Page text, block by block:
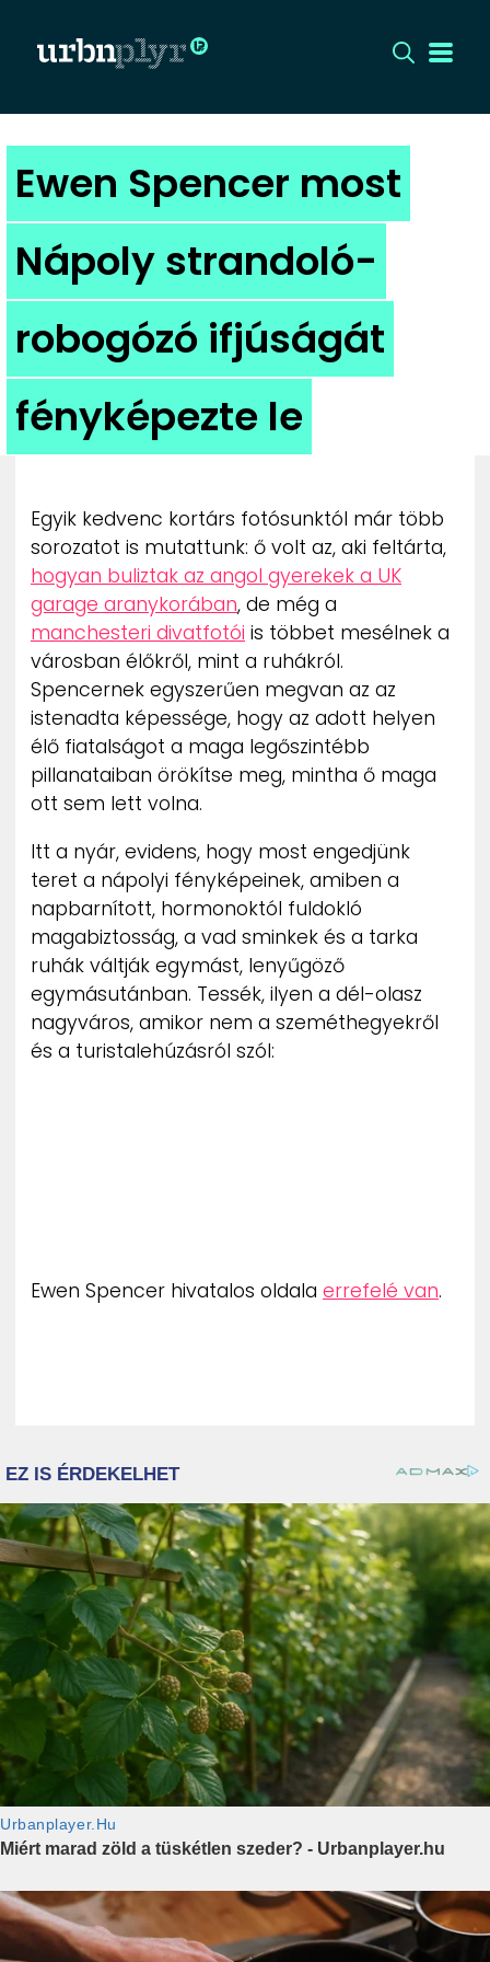
CÍMLAP
DIZÁJN
DIVAT
HIP
KULT
UTCA
ZENE
MÉDIAAJÁNLAT
IMPRESSZUM
PR-ARCHÍVUM
ADATKEZELÉSI TÁJÉKOZTATÓ
Ewen Spencer most
Nápoly strandoló-
robogózó ifjúságát
fényképezte le
Egyik kedvenc kortárs fotósunktól már több
sorozatot is mutattunk: ő volt az, aki feltárta,
hogyan buliztak az angol gyerekek a UK
garage aranykorában, de még a
manchesteri divatfotói is többet mesélnek a
városban élőkről, mint a ruhákról.
Spencernek egyszerűen megvan az az
istenadta képessége, hogy az adott helyen
élő fiatalságot a maga legőszintébb
pillanataiban örökítse meg, mintha ő maga
ott sem lett volna.
Itt a nyár, evidens, hogy most engedjünk
teret a nápolyi fényképeinek, amiben a
napbarnított, hormonoktól fuldokló
magabiztosság, a vad sminkek és a tarka
ruhák váltják egymást, lenyűgöző
egymásutánban. Tessék, ilyen a dél-olasz
nagyváros, amikor nem a szeméthegyekről
és a turistalehúzásról szól:
Ewen Spencer hivatalos oldala errefelé van.